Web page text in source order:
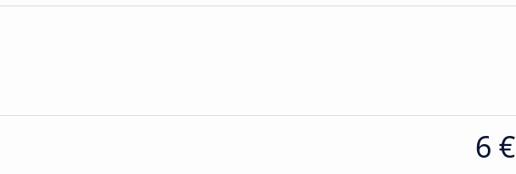
6 €